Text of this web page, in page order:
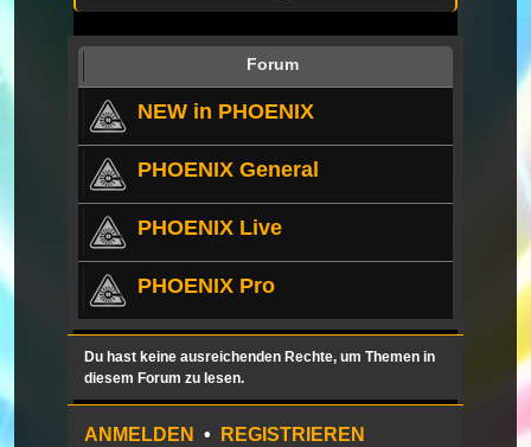
Forum
NEW in PHOENIX
PHOENIX General
PHOENIX Live
PHOENIX Pro
Du hast keine ausreichenden Rechte, um Themen in
diesem Forum zu lesen.
ANMELDEN • REGISTRIEREN